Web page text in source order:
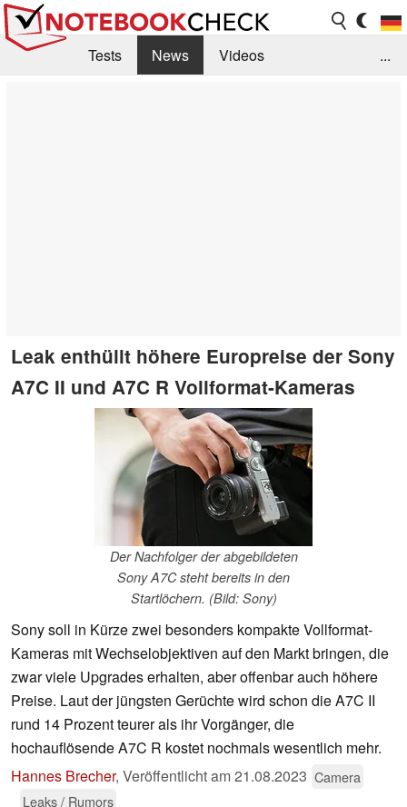
Tests News
Videos
...
Leak enthüllt höhere Europreise der Sony
A7C II und A7C R Vollformat-Kameras
Der Nachfolger der abgebildeten
Sony A7C steht bereits in den
Startlöchern. (Bild: Sony)
Sony soll in Kürze zwei besonders kompakte Vollformat-
Kameras mit Wechselobjektiven auf den Markt bringen, die
zwar viele Upgrades erhalten, aber offenbar auch höhere
Preise. Laut der jüngsten Gerüchte wird schon die A7C II
rund 14 Prozent teurer als ihr Vorgänger, die
hochauflösende A7C R kostet nochmals wesentlich mehr.
Hannes Brecher, Veröffentlicht am21.08.2023 Camera
Leaks / Rumors